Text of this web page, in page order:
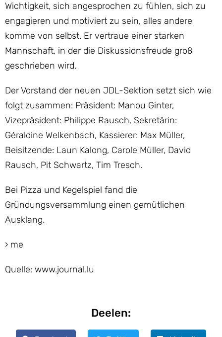
Wichtigkeit, sich angesprochen zu fühlen, sich zu
engagieren und motiviert zu sein, alles andere
komme von selbst. Er vertraue einer starken
Mannschaft, in der die Diskussionsfreude groß
geschrieben wird.
Der Vorstand der neuen JDL-Sektion setzt sich wie
folgt zusammen: Präsident: Manou Ginter,
Vizepräsident: Philippe Rausch, Sekretärin:
Géraldine Welkenbach, Kassierer: Max Müller,
Beisitzende: Laun Kalong, Carole Müller, David
Rausch, Pit Schwartz, Tim Tresch.
Bei Pizza und Kegelspiel fand die
Gründungsversammlung einen gemütlichen
Ausklang.
› me
Quelle: www.journal.lu
Deelen: